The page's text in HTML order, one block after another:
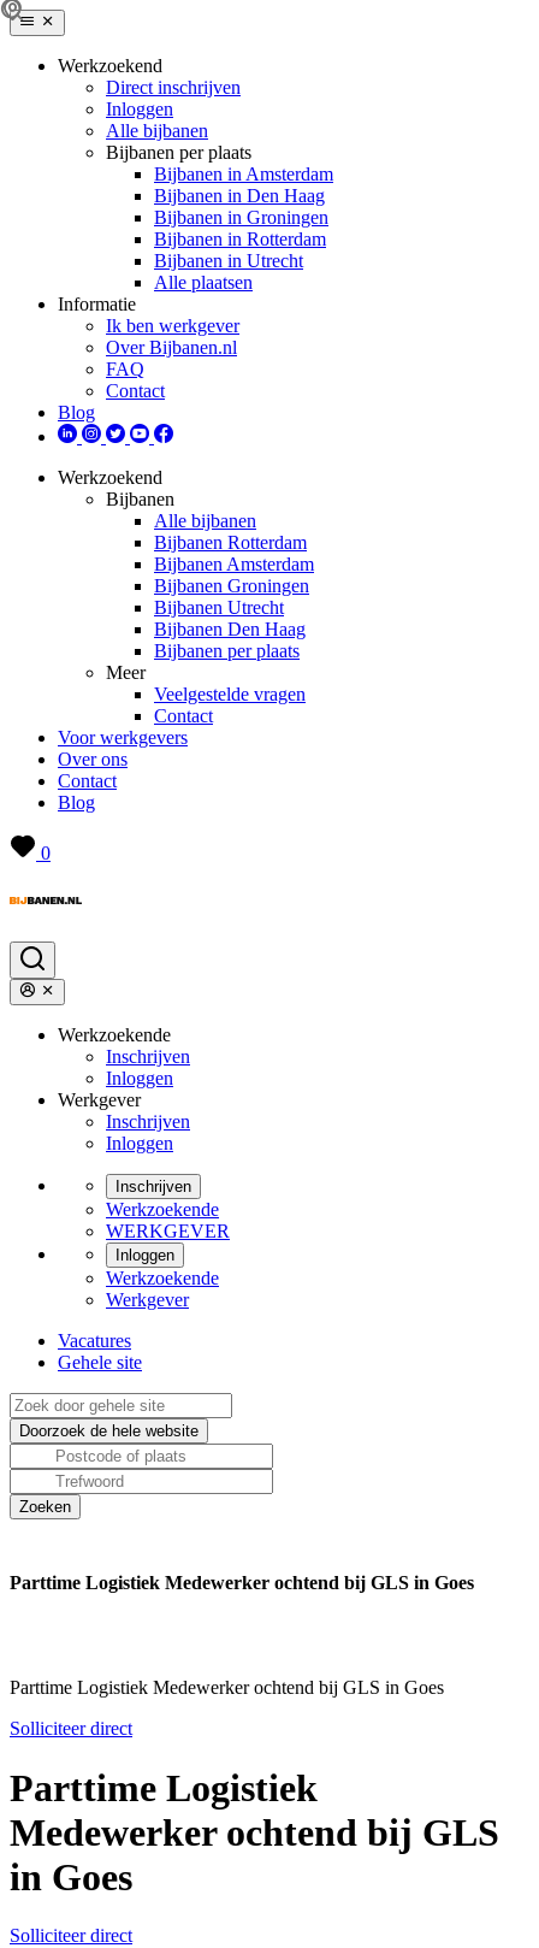
Werkzoekend
Direct inschrijven
Inloggen
Alle bijbanen
Bijbanen per plaats
Bijbanen in Amsterdam
Bijbanen in Den Haag
Bijbanen in Groningen
Bijbanen in Rotterdam
Bijbanen in Utrecht
Alle plaatsen
Informatie
Ik ben werkgever
Over Bijbanen.nl
FAQ
Contact
Blog
Werkzoekend
Bijbanen
Alle bijbanen
Bijbanen Rotterdam
Bijbanen Amsterdam
Bijbanen Groningen
Bijbanen Utrecht
Bijbanen Den Haag
Bijbanen per plaats
Meer
Veelgestelde vragen
Contact
Voor werkgevers
Over ons
Contact
Blog
0
Werkzoekende
Inschrijven
Inloggen
Werkgever
Inschrijven
Inloggen
Inschrijven
Werkzoekende
WERKGEVER
Inloggen
Werkzoekende
Werkgever
Vacatures
Gehele site
Parttime Logistiek Medewerker ochtend bij GLS in Goes
Parttime Logistiek Medewerker ochtend bij GLS in Goes
Solliciteer direct
Parttime Logistiek
Medewerker ochtend bij GLS
in Goes
Solliciteer direct